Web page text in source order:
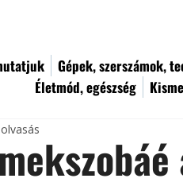
Gépek, szerszámok,
Életmód, egészség